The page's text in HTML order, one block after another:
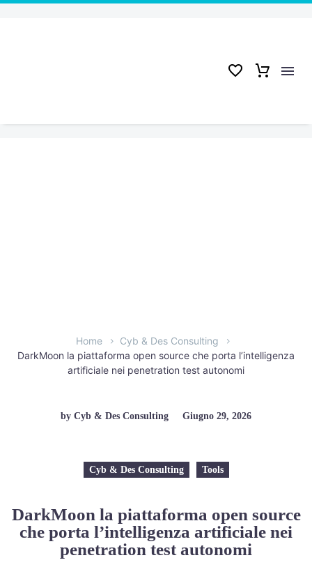
Home
Cyb & Des Consulting
DarkMoon la piattaforma open source che porta l’intelligenza
artificiale nei penetration test autonomi
by Cyb & Des Consulting Giugno 29, 2026
Cyb & Des Consulting Tools
DarkMoon la piattaforma open source
che porta l’intelligenza artificiale nei
penetration test autonomi